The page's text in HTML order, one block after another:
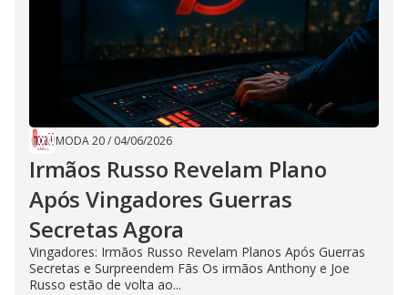
MODA 20/ 04/06/2026
Irmãos Russo Revelam Plano
Após Vingadores Guerras
Secretas Agora
Vingadores: Irmãos Russo Revelam Planos Após Guerras
Secretas e Surpreendem Fãs Os irmãos Anthony e Joe
Russo estão de volta ao...